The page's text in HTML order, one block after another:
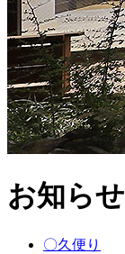
お知らせ
〇久便り